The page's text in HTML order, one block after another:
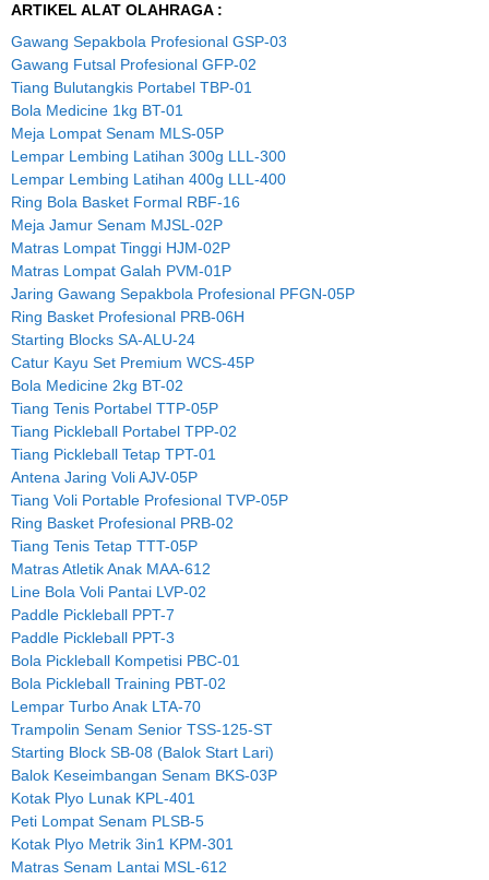
ARTIKEL ALAT OLAHRAGA :
Gawang Sepakbola Profesional GSP-03
Gawang Futsal Profesional GFP-02
Tiang Bulutangkis Portabel TBP-01
Bola Medicine 1kg BT-01
Meja Lompat Senam MLS-05P
Lempar Lembing Latihan 300g LLL-300
Lempar Lembing Latihan 400g LLL-400
Ring Bola Basket Formal RBF-16
Meja Jamur Senam MJSL-02P
Matras Lompat Tinggi HJM-02P
Matras Lompat Galah PVM-01P
Jaring Gawang Sepakbola Profesional PFGN-05P
Ring Basket Profesional PRB-06H
Starting Blocks SA-ALU-24
Catur Kayu Set Premium WCS-45P
Bola Medicine 2kg BT-02
Tiang Tenis Portabel TTP-05P
Tiang Pickleball Portabel TPP-02
Tiang Pickleball Tetap TPT-01
Antena Jaring Voli AJV-05P
Tiang Voli Portable Profesional TVP-05P
Ring Basket Profesional PRB-02
Tiang Tenis Tetap TTT-05P
Matras Atletik Anak MAA-612
Line Bola Voli Pantai LVP-02
Paddle Pickleball PPT-7
Paddle Pickleball PPT-3
Bola Pickleball Kompetisi PBC-01
Bola Pickleball Training PBT-02
Lempar Turbo Anak LTA-70
Trampolin Senam Senior TSS-125-ST
Starting Block SB-08 (Balok Start Lari)
Balok Keseimbangan Senam BKS-03P
Kotak Plyo Lunak KPL-401
Peti Lompat Senam PLSB-5
Kotak Plyo Metrik 3in1 KPM-301
Matras Senam Lantai MSL-612